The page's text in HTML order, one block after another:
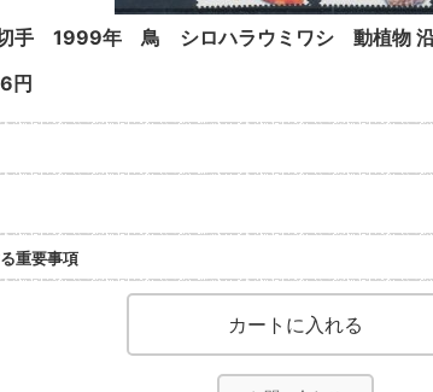
切手 1999年 鳥 シロハラウミワシ 動植物
円
重要事項